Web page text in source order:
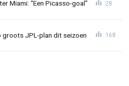
Miami: “Een Picasso-goal” 28
JPL-plan dit seizoen 168